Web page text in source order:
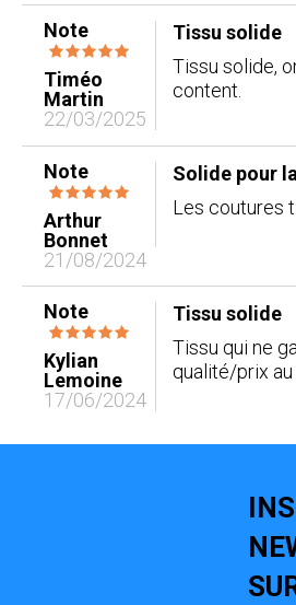
Note
Timéo
Martin
22/03/2025
Tissu solide
Tissu solide,
content.
Note
Arthur
Bonnet
21/08/2024
Solide pour
Les coutures
Note
Kylian
Lemoine
17/06/2024
Tissu solide
Tissu qui ne
qualité/prix au